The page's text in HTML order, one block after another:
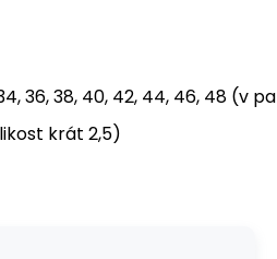
34, 36, 38, 40, 42, 44, 46, 48 (v
krát 2,5)